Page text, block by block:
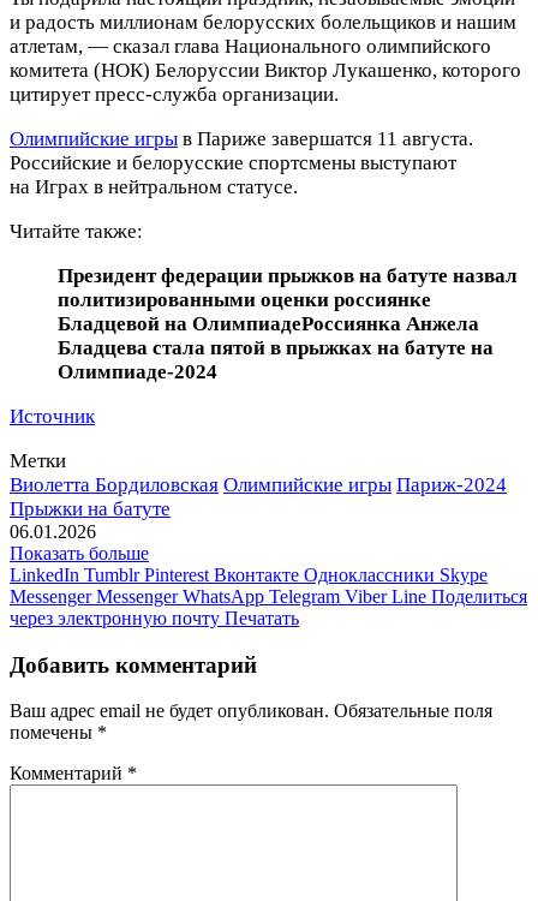
и радость миллионам белорусских болельщиков и нашим
атлетам, — сказал глава Национального олимпийского
комитета (НОК) Белоруссии Виктор Лукашенко, которого
цитирует пресс‑служба организации.
Олимпийские игры в Париже завершатся 11 августа.
Российские и белорусские спортсмены выступают
на Играх в нейтральном статусе.
Читайте также:
Президент федерации прыжков на батуте назвал
политизированными оценки россиянке
Бладцевой на ОлимпиадеРоссиянка Анжела
Бладцева стала пятой в прыжках на батуте на
Олимпиаде‑2024
Источник
Метки
Виолетта Бордиловская Олимпийские игры Париж-2024
Прыжки на батуте
06.01.2026
Показать больше
LinkedIn Tumblr Pinterest Вконтакте Одноклассники Skype
Messenger Messenger WhatsApp Telegram Viber Line Поделиться
через электронную почту Печатать
Добавить комментарий
Ваш адрес email не будет опубликован. Обязательные поля
помечены *
Комментарий *